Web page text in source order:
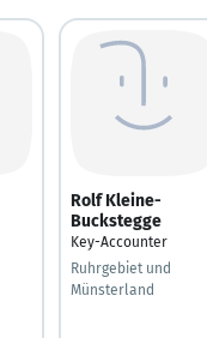
Rolf Kleine-
Buckstegge
Key-Accounter
Ruhrgebiet und
Münsterland